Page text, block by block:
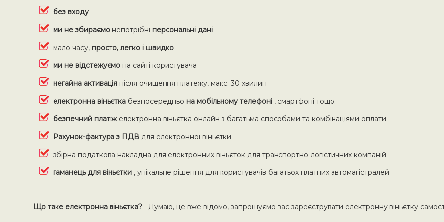
без входу
ми не збираємо непотрібні персональні дані
мало часу, просто, легко і швидко
ми не відстежуємо на сайті користувача
негайна активація після очищення платежу, макс. 30 хвилин
електронна віньєтка безпосередньо на мобільному телефоні , смартфоні тощо.
безпечний платіж електронна віньєтка онлайн з багатьма способами та комбінаціями оплати
Рахунок-фактура з ПДВ для електронної віньєтки
збірна податкова накладна для електронних віньєток для транспортно-логістичних компаній
гаманець для віньєтки , унікальне рішення для користувачів багатьох платних автомагістралей
Що таке електронна віньєтка? Думаю, це вже відомо, запрошуємо вас зареєструвати електронну віньєтку